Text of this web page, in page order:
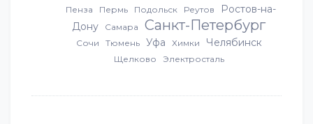
Пенза Пермь Подольск Реутов
Ростов-на-
Дону
Самара Санкт-Петербург
Сочи Тюмень Уфа Химки Челябинск
Щелково Электросталь